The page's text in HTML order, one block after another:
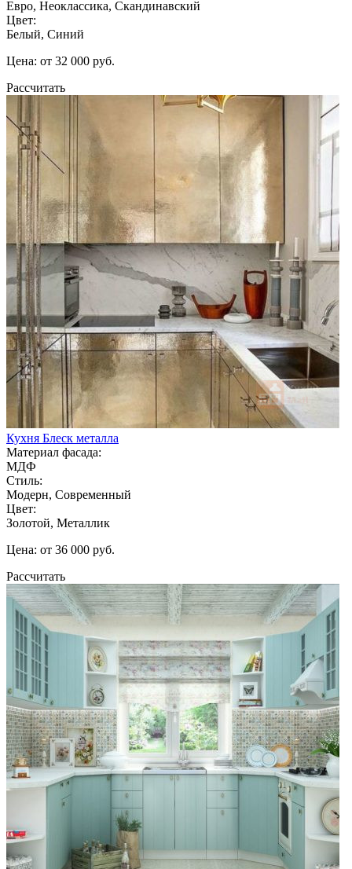
Евро, Неоклассика, Скандинавский
Цвет:
Белый, Синий
Цена: от 32 000 руб.
Рассчитать
Кухня Блеск металла
Материал фасада:
МДФ
Стиль:
Модерн, Современный
Цвет:
Золотой, Металлик
Цена: от 36 000 руб.
Рассчитать